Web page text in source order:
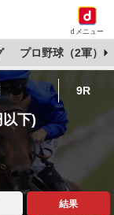
dメニュー
プロ野球（2軍）
9R
下)
結果